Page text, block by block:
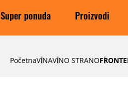
Super ponuda Proizvodi
PočetnaVINAVINO STRANO